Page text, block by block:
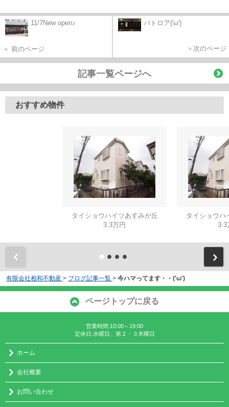
11/7New open♪
＜ 前のページ
バトロア('ω')
＞次のページ
記事一覧ページへ
おすすめ物件
タイショウハイツあすみが丘
3.3万円
タイショウハ
3.3
有限会社相和不動産 > ブログ記事一覧 > 今ハマってます・・('ω')
ページトップに戻る
営業時間:10:00～19:00
定休日:水曜日、第２・３木曜日
ホーム
会社概要
お問い合わせ